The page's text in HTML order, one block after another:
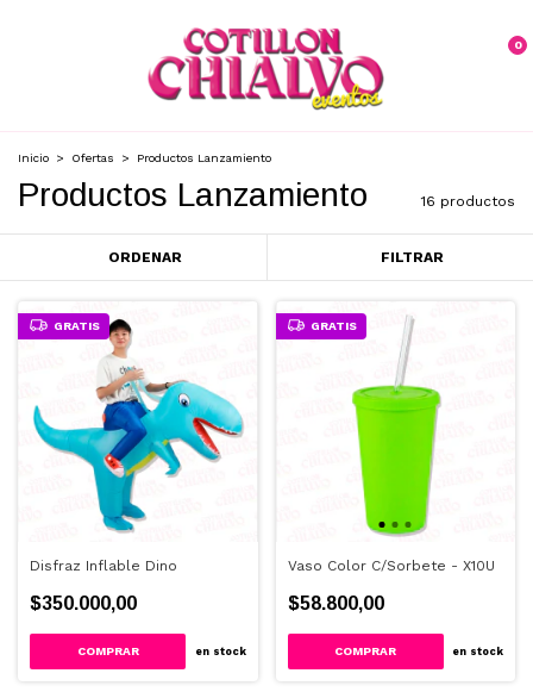
0
Inicio > Ofertas > Productos Lanzamiento
Productos Lanzamiento 16 productos
ORDENAR FILTRAR
GRATIS
Disfraz Inflable Dino
$350.000,00
en stock
GRATIS
Vaso Color C/Sorbete - X10U
$58.800,00
COMPRAR en stock